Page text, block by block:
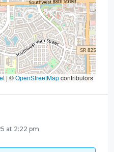
| ©OpenStreetMapcontributors
at 2:22 pm